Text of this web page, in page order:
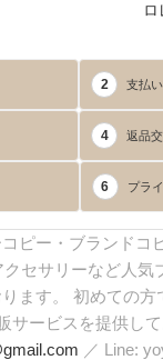
2 支払
4 返品
6 プラ
ピー・ブランドコ
セサリーなど人気
ます。 初めての
サービスを提供して
／ Line: